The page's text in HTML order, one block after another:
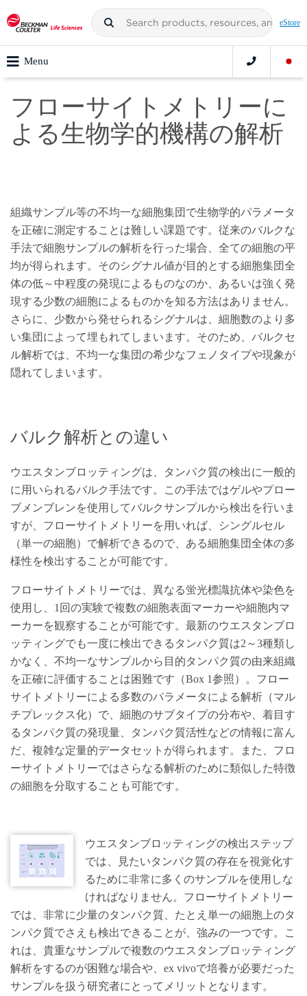
eStore
Menu
フローサイトメトリーに
よる生物学的機構の解析
組織サンプル等の不均一な細胞集団で生物学的パラメータ
を正確に測定することは難しい課題です。従来のバルクな
手法で細胞サンプルの解析を行った場合、全ての細胞の平
均が得られます。そのシグナル値が目的とする細胞集団全
体の低～中程度の発現によるものなのか、あるいは強く発
現する少数の細胞によるものかを知る方法はありません。
さらに、少数から発せられるシグナルは、細胞数のより多
い集団によって埋もれてしまいます。そのため、バルクセ
ル解析では、不均一な集団の希少なフェノタイプや現象が
隠れてしまいます。
バルク解析との違い
ウエスタンブロッティングは、タンパク質の検出に一般的
に用いられるバルク手法です。この手法ではゲルやプロー
ブメンブレンを使用してバルクサンプルから検出を行いま
すが、フローサイトメトリーを用いれば、シングルセル
（単一の細胞）で解析できるので、ある細胞集団全体の多
様性を検出することが可能です。
フローサイトメトリーでは、異なる蛍光標識抗体や染色を
使用し、1回の実験で複数の細胞表面マーカーや細胞内マ
ーカーを観察することが可能です。最新のウエスタンブロ
ッティングでも一度に検出できるタンパク質は2～3種類し
かなく、不均一なサンプルから目的タンパク質の由来組織
を正確に評価することは困難です（Box 1参照）。フロー
サイトメトリーによる多数のパラメータによる解析（マル
チプレックス化）で、細胞のサブタイプの分布や、着目す
るタンパク質の発現量、タンパク質活性などの情報に富ん
だ、複雑な定量的データセットが得られます。また、フロ
ーサイトメトリーではさらなる解析のために類似した特徴
の細胞を分取することも可能です。
ウエスタンブロッティングの検出ステップ
では、見たいタンパク質の存在を視覚化す
るために非常に多くのサンプルを使用しな
ければなりません。フローサイトメトリー
では、非常に少量のタンパク質、たとえ単一の細胞上のタ
ンパク質でさえも検出できることが、強みの一つです。こ
れは、貴重なサンプルで複数のウエスタンブロッティング
解析をするのが困難な場合や、ex vivoで培養が必要だった
サンプルを扱う研究者にとってメリットとなります。